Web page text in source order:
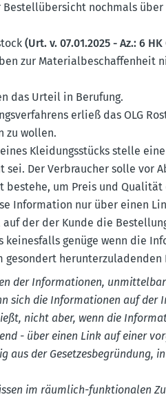
Bestell­über­sicht nochmals
(Urt. v. 07.01.2025 - Az.: 6
zur Materi­al­be­schaf­fenheit
das Urteil in Berufung.
erließ das OLG
zu wollen.
Kleidungs­stücks stelle
sei. Der Verbraucher solle vor
bestehe, um Preis und Qualität
Infor­mation nur über einen
der der Kunde die
keines­falls genüge wenn die
herun­ter­zu­la­denden
der Infor­ma­tionen,
sich die Infor­ma­tionen auf der
nicht aber, wenn die
- über einen Link auf einer
aus der Geset­zes­be­gründung,
im räumlich-funktio­nalen